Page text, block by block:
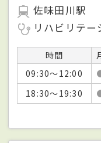
佐味田川駅
リハビリテー
時間
09:30～12:00
18:30～19:30